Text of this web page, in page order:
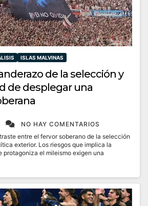
ISLAS MALVINAS
de la selección y
de desplegar una
NO HAY COMENTARIOS
entre el fervor soberano de la selección
exterior. Los riesgos que implica la
protagoniza el mileismo exigen una